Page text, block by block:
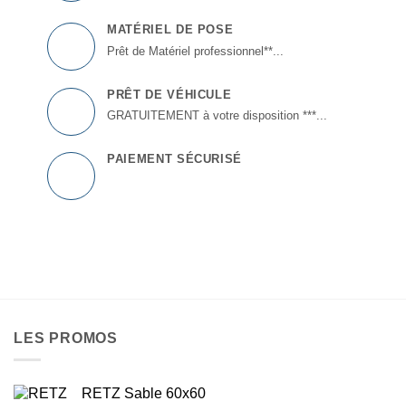
MATÉRIEL DE POSE
Prêt de Matériel professionnel**...
PRÊT DE VÉHICULE
GRATUITEMENT à votre disposition ***...
PAIEMENT SÉCURISÉ
LES PROMOS
RETZ Sable 60x60